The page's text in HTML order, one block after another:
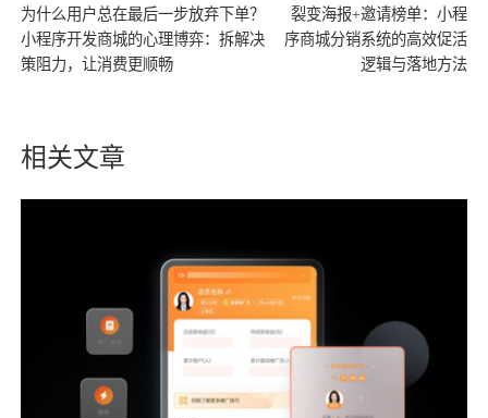
为什么用户总在最后一步放弃下单？
小程序开发商城的心理博弈：拆解决
策阻力，让消费更顺畅
裂变海报+邀请榜单：小程
序商城分销系统的高效促活
逻辑与落地方法
相关文章